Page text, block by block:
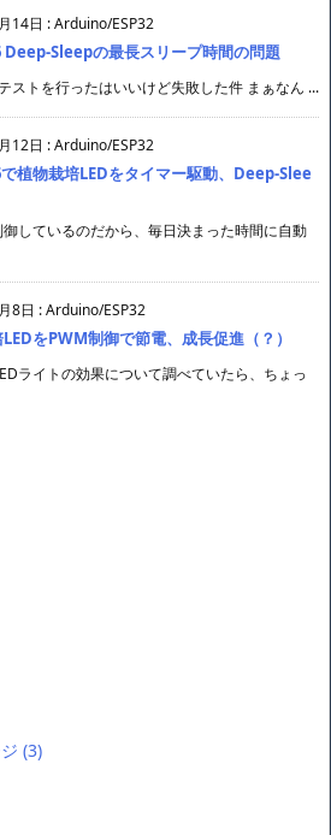
14日 :Arduino/ESP32
Deep-Sleepの最長スリープ時間の問題
ストを行ったはいいけど失敗した件 まぁなん ...
12日 :Arduino/ESP32
で植物栽培LEDをタイマー駆動、Deep-Slee
しているのだから、毎日決まった時間に自動
8日 :Arduino/ESP32
をPWM制御で節電、成長促進（？）
ライトの効果について調べていたら、ちょっ
ジ(3)